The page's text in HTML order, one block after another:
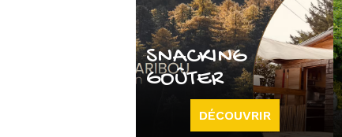
SNACKING
GOÛTER
DÉCOUVRIR